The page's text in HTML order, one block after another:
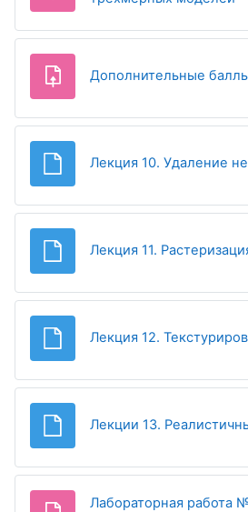
Дополнительные
Лекция 10. Удаление
Лекция 11.
Лекция 12.
Лекции 13.
Лабораторная работа